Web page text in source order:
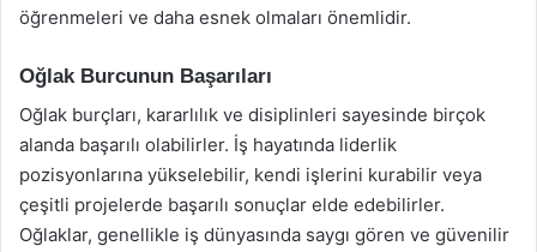
öğrenmeleri ve daha esnek olmaları önemlidir.
Oğlak Burcunun Başarıları
Oğlak burçları, kararlılık ve disiplinleri sayesinde birçok
alanda başarılı olabilirler. İş hayatında liderlik
pozisyonlarına yükselebilir, kendi işlerini kurabilir veya
çeşitli projelerde başarılı sonuçlar elde edebilirler.
Oğlaklar, genellikle iş dünyasında saygı gören ve güvenilir